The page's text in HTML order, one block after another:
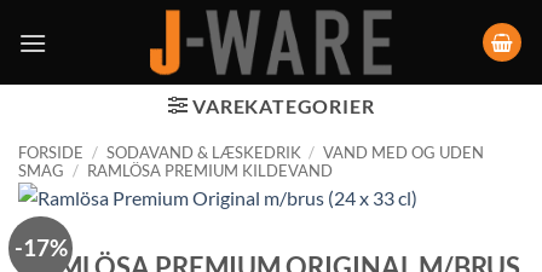
VAREKATEGORIER
FORSIDE / SODAVAND & LÆSKEDRIK / VAND MED OG UDEN
SMAG / RAMLÖSA PREMIUM KILDEVAND
-17%